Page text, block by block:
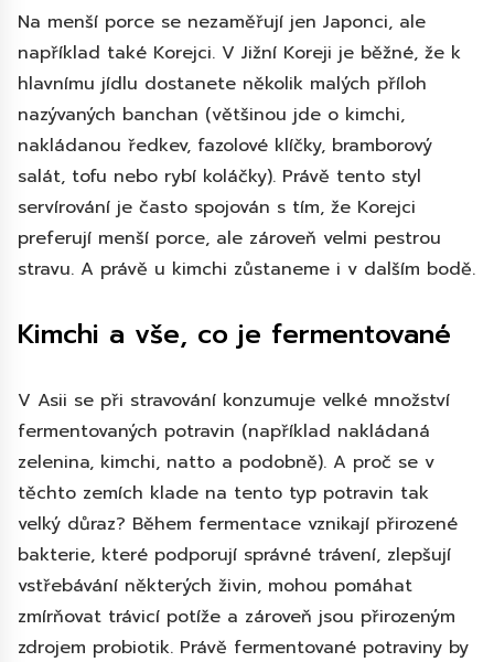
Na menší porce se nezaměřují jen Japonci, ale
například také Korejci. V Jižní Koreji je běžné, že k
hlavnímu jídlu dostanete několik malých příloh
nazývaných banchan (většinou jde o kimchi,
nakládanou ředkev, fazolové klíčky, bramborový
salát, tofu nebo rybí koláčky). Právě tento styl
servírování je často spojován s tím, že Korejci
preferují menší porce, ale zároveň velmi pestrou
stravu. A právě u kimchi zůstaneme i v dalším bodě.
Kimchi a vše, co je fermentované
V Asii se při stravování konzumuje velké množství
fermentovaných potravin (například nakládaná
zelenina, kimchi, natto a podobně). A proč se v
těchto zemích klade na tento typ potravin tak
velký důraz? Během fermentace vznikají přirozené
bakterie, které podporují správné trávení, zlepšují
vstřebávání některých živin, mohou pomáhat
zmírňovat trávicí potíže a zároveň jsou přirozeným
zdrojem probiotik. Právě fermentované potraviny by